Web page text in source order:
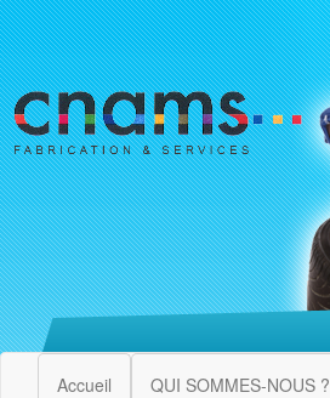
Accueil QUI SOMMES-NOUS ?